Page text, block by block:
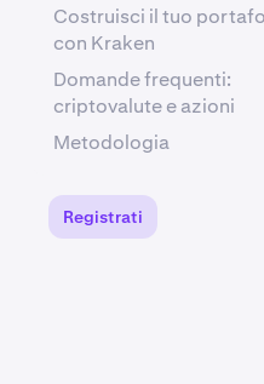
Costruisci il tuo
con Kraken
Domande frequenti:
criptovalute e azioni
Metodologia
Registrati